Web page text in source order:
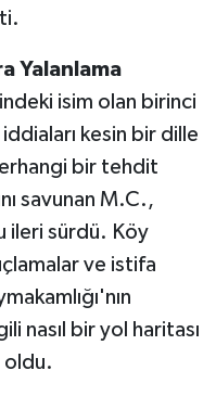
Yalanlama
isim olan birinci
kesin bir dille
bir tehdit
savunan M.C.,
ileri sürdü. Köy
ve istifa
nasıl bir yol haritası
oldu.